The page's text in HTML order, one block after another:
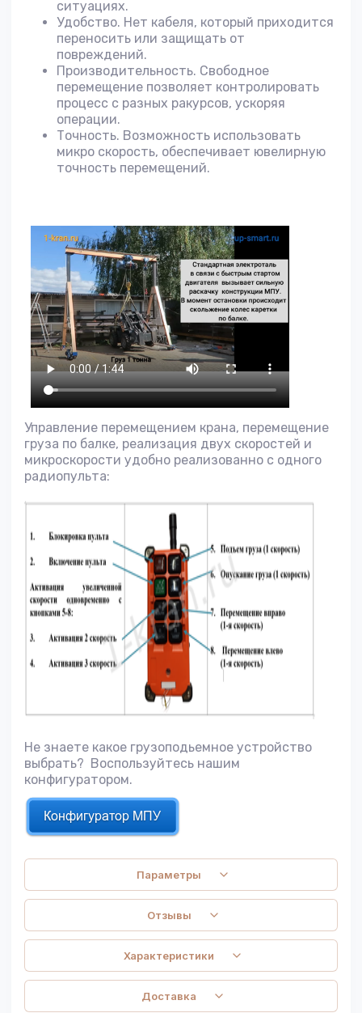
ситуациях.
Удобство. Нет кабеля, который приходится
переносить или защищать от
повреждений.
Производительность. Свободное
перемещение позволяет контролировать
процесс с разных ракурсов, ускоряя
операции.
Точность. Возможность использовать
микро скорость, обеспечивает ювелирную
точность перемещений.
Управление перемещением крана, перемещение
груза по балке, реализация двух скоростей и
микроскорости удобно реализованно с одного
радиопульта:
Не знаете какое грузоподьемное устройство
выбрать? Воспользуйтесь нашим
конфигуратором.
Параметры
Отзывы
Характеристики
Доставка